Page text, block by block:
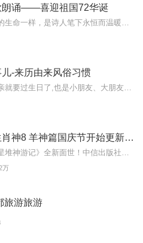
朗诵——喜迎祖国72华诞
-来历由来风俗习惯
小猪屏蓬十二生肖神8 羊神篇国庆节开始更新啦！
万
旅游旅游